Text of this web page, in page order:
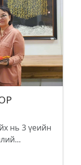
нь 3 үеийн